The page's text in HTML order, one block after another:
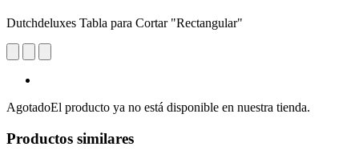
Dutchdeluxes Tabla para Cortar "Rectangular"
AgotadoEl producto ya no está disponible en nuestra tienda.
Productos similares